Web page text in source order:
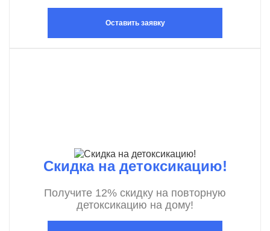
Оставить заявку
Скидка на детоксикацию!
Получите 12% скидку на повторную
детоксикацию на дому!